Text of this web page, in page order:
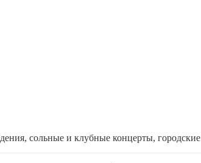
сольные и клубные концерты,